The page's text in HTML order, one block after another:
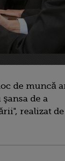
de muncă
de a
realizat de